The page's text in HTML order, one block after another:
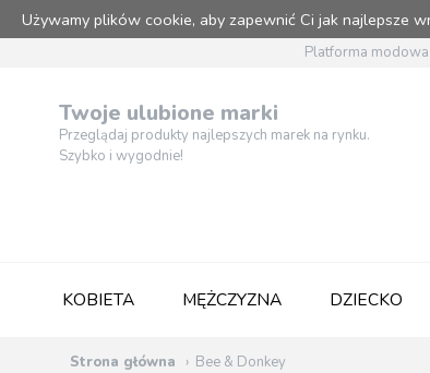
Używamy plików cookie, aby zapewnić Ci jak najlepsze
Platforma
Twoje ulubione marki
Przeglądaj produkty najlepszych marek na rynku.
Szybko i wygodnie!
KOBIETA MĘŻCZYZNA DZIECKO
Strona główna Bee & Donkey